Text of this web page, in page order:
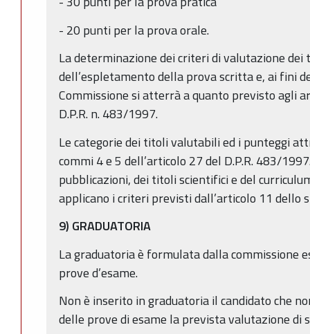
- 20 punti per la prova orale.
La determinazione dei criteri di valutazione
dell’espletamento della prova scritta e, ai fini
Commissione si atterrà a quanto previsto agli
D.P.R. n. 483/1997.
Le categorie dei titoli valutabili ed i punteggi
commi 4 e 5 dell’articolo 27 del D.P.R. 483/
pubblicazioni, dei titoli scientifici e del
applicano i criteri previsti dall’articolo 11 dello
9) GRADUATORIA
La graduatoria è formulata dalla commissione
prove d’esame.
Non è inserito in graduatoria il candidato che
delle prove di esame la prevista valutazione di